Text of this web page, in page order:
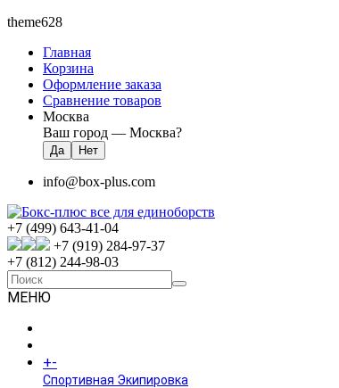
theme628
Главная
Корзина
Оформление заказа
Сравнение товаров
Москва
Ваш город — Москва?
info@box-plus.com
+7 (499) 643-41-04
+7 (919) 284-97-37
+7 (812) 244-98-03
МЕНЮ
+-
Спортивная Экипировка